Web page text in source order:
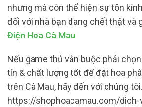
nhưng mà còn thể hiện sự tôn
đối với nhà bạn đang chết thật và
Điện Hoa Cà Mau
Nếu game thủ vẫn buộc phải
tín & chất lượng tốt để đặt hoa
trên Cà Mau, hãy đến với chúng tôi.
https://shophoacamau.com/dich-